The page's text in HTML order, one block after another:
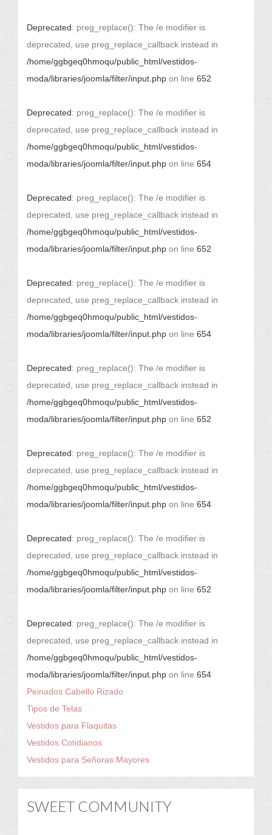
Deprecated: preg_replace(): The /e modifier is
deprecated, use preg_replace_callback instead in
/home/ggbgeq0hmoqu/public_html/vestidos-
moda/libraries/joomla/filter/input.php on line 652
Deprecated: preg_replace(): The /e modifier is
deprecated, use preg_replace_callback instead in
/home/ggbgeq0hmoqu/public_html/vestidos-
moda/libraries/joomla/filter/input.php on line 654
Deprecated: preg_replace(): The /e modifier is
deprecated, use preg_replace_callback instead in
/home/ggbgeq0hmoqu/public_html/vestidos-
moda/libraries/joomla/filter/input.php on line 652
Deprecated: preg_replace(): The /e modifier is
deprecated, use preg_replace_callback instead in
/home/ggbgeq0hmoqu/public_html/vestidos-
moda/libraries/joomla/filter/input.php on line 654
Deprecated: preg_replace(): The /e modifier is
deprecated, use preg_replace_callback instead in
/home/ggbgeq0hmoqu/public_html/vestidos-
moda/libraries/joomla/filter/input.php on line 652
Deprecated: preg_replace(): The /e modifier is
deprecated, use preg_replace_callback instead in
/home/ggbgeq0hmoqu/public_html/vestidos-
moda/libraries/joomla/filter/input.php on line 654
Deprecated: preg_replace(): The /e modifier is
deprecated, use preg_replace_callback instead in
/home/ggbgeq0hmoqu/public_html/vestidos-
moda/libraries/joomla/filter/input.php on line 652
Deprecated: preg_replace(): The /e modifier is
deprecated, use preg_replace_callback instead in
/home/ggbgeq0hmoqu/public_html/vestidos-
moda/libraries/joomla/filter/input.php on line 654
Peinados Cabello Rizado
Tipos de Telas
Vestidos para Flaquitas
Vestidos Cotidianos
Vestidos para Señoras Mayores
SWEET COMMUNITY